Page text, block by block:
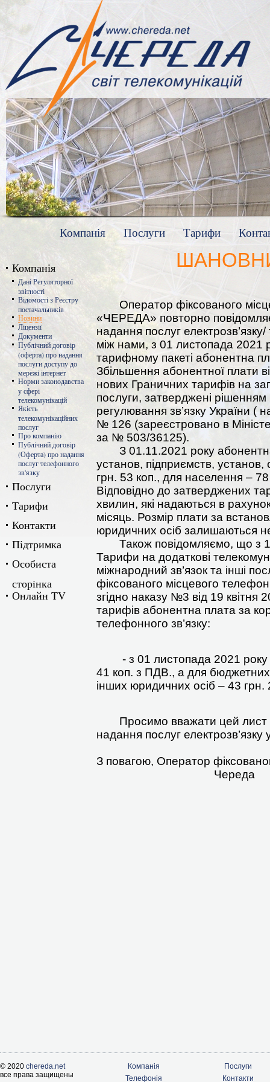
Компанія Послуги Тарифи
Компанія
Дані Регуляторної
звітності
Відомості з Реєстру
постачальників
Новини
Ліцензії
Документи
Публічний договір
(оферта) про надання
послуги доступу до
мережі інтернет
Норми законодавства
у сфері
телекомунікацій
Якість
телекомунікаційних
послуг
Про компанію
Публічний договір
(Оферта) про надання
послуг телефонного
зв'язку
Послуги
Тарифи
Контакти
Підтримка
Особиста
сторiнка
Онлайн TV
Оператор фіксованого
«ЧЕРЕДА» повторно
надання послуг
між нами, з 01 листопада 2021
тарифному пакеті абонентна
Збільшення абонентної плати
нових Граничних тарифів на
послуги, затверджені рішенням
регулювання зв’язку України (
№ 126 (зареєстровано в
за № 503/36125).
З 01.11.2021 року
установ, підприємств, установ,
грн. 53 коп., для населення –
Відповідно до затверджених
хвилин, які надаються в
місяць. Розмір плати за
юридичних осіб залишаються
Також повідомляємо, що з
Тарифи на додаткові
міжнародний зв’язок та інші
фіксованого місцевого
згідно наказу №3 від 19 квітня
тарифів абонентна плата за
телефонного зв’язку:
- з 01 листопада 2021 року
41 коп. з ПДВ., а для бюджетних
інших юридичних осіб – 43 грн.
Просимо вважати цей лист
надання послуг
З повагою, Оператор
Череда
© 2020 chereda.net
все права защищены
Компанія
Послуги
Телефонія
Контакти